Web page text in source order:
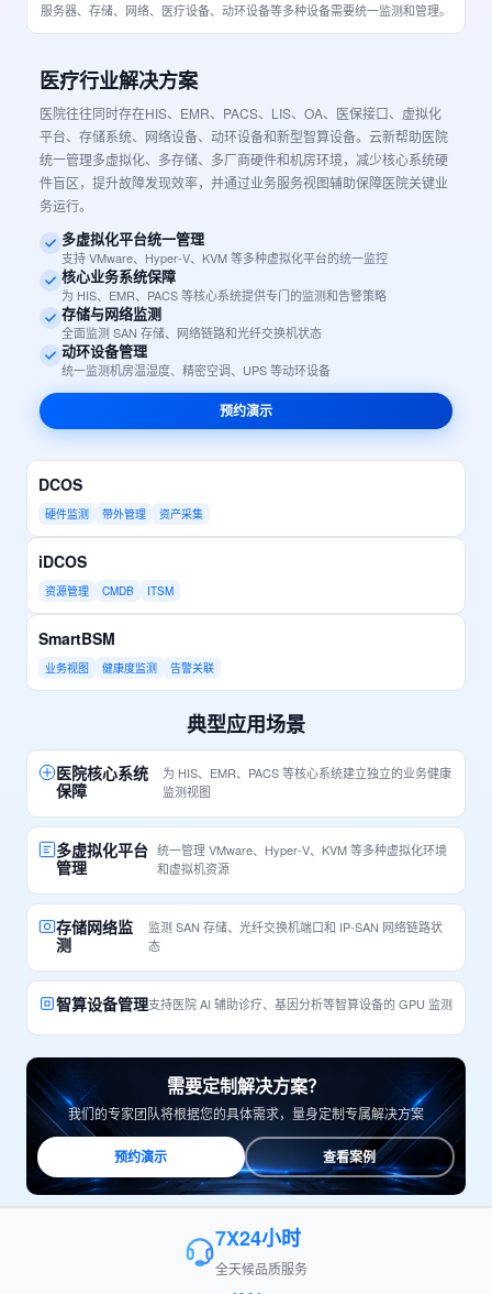
服务器、存储、网络、医疗设备、动环设备等多种设备需要统一监测和管理。
医疗行业解决方案
医院往往同时存在HIS、EMR、PACS、LIS、OA、医保接口、虚拟化
平台、存储系统、网络设备、动环设备和新型智算设备。云新帮助医院
统一管理多虚拟化、多存储、多厂商硬件和机房环境，减少核心系统硬
件盲区，提升故障发现效率，并通过业务服务视图辅助保障医院关键业
务运行。
多虚拟化平台统一管理
支持 VMware、Hyper-V、KVM 等多种虚拟化平台的统一监控
核心业务系统保障
为 HIS、EMR、PACS 等核心系统提供专门的监测和告警策略
存储与网络监测
全面监测 SAN 存储、网络链路和光纤交换机状态
动环设备管理
统一监测机房温湿度、精密空调、UPS 等动环设备
预约演示
DCOS
硬件监测 带外管理 资产采集
iDCOS
资源管理 CMDB ITSM
SmartBSM
业务视图 健康度监测 告警关联
典型应用场景
医院核心系统
保障
为 HIS、EMR、PACS 等核心系统建立独立的业务健康
监测视图
多虚拟化平台
管理
统一管理 VMware、Hyper-V、KVM 等多种虚拟化环境
和虚拟机资源
存储网络监
测
监测 SAN 存储、光纤交换机端口和 IP-SAN 网络链路状
态
智算设备管理支持医院 AI 辅助诊疗、基因分析等智算设备的 GPU 监测
需要定制解决方案？
我们的专家团队将根据您的具体需求，量身定制专属解决方案
预约演示 查看案例
7X24小时
全天候品质服务